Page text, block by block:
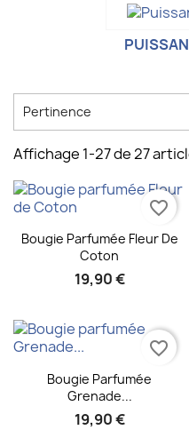
Pertinence
Affichage 1-27 de 27
Aperçu rapide
Bougie Parfumée Fleur De
Coton
19,90 €
favorite_border
Aperçu rapide
Bougie Parfumée
Grenade...
19,90 €
favorite_border